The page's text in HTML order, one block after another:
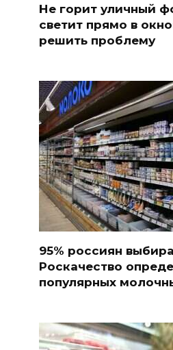
Не горит уличный
светит прямо в
решить проблему
95% россиян
Роскачество
популярных